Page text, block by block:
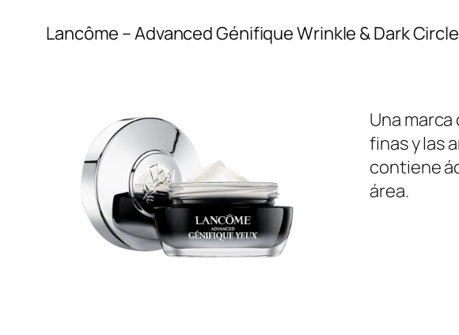
Lancôme – Advanced Génifique Wrinkle & Dark
Una
finas y las
contiene
área.